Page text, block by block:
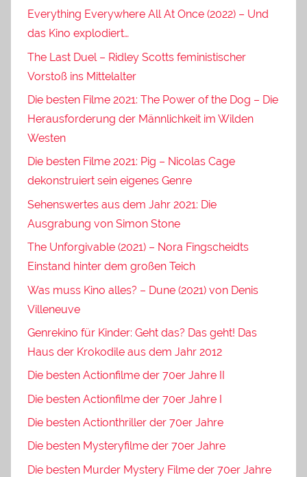
Everything Everywhere All At Once (2022) – Und
das Kino explodiert…
The Last Duel – Ridley Scotts feministischer
Vorstoß ins Mittelalter
Die besten Filme 2021: The Power of the Dog – Die
Herausforderung der Männlichkeit im Wilden
Westen
Die besten Filme 2021: Pig – Nicolas Cage
dekonstruiert sein eigenes Genre
Sehenswertes aus dem Jahr 2021: Die
Ausgrabung von Simon Stone
The Unforgivable (2021) – Nora Fingscheidts
Einstand hinter dem großen Teich
Was muss Kino alles? – Dune (2021) von Denis
Villeneuve
Genrekino für Kinder: Geht das? Das geht! Das
Haus der Krokodile aus dem Jahr 2012
Die besten Actionfilme der 70er Jahre II
Die besten Actionfilme der 70er Jahre I
Die besten Actionthriller der 70er Jahre
Die besten Mysteryfilme der 70er Jahre
Die besten Murder Mystery Filme der 70er Jahre